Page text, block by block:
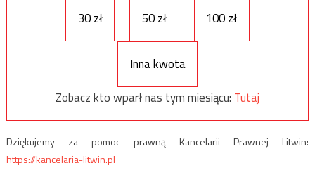
30 zł
50 zł 100 zł
Inna kwota
Zobacz kto wparł nas tym miesiącu: Tutaj
Dziękujemy za pomoc prawną Kancelarii Prawnej Litwin:
https://kancelaria-litwin.pl